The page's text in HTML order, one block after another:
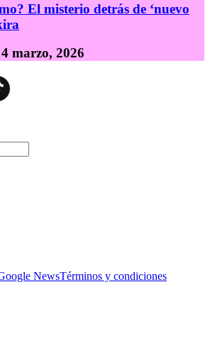
El misterio detrás de ‘nuevo
4 marzo, 2026
NewsTérminos y condiciones